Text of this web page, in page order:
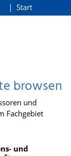
Start
browsen
und
Fachgebiet
und